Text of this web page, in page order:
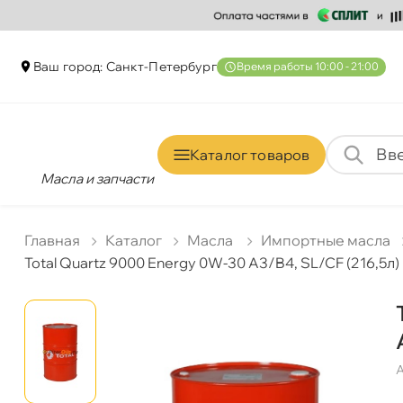
аш город: Санкт-Петербур ремя работы 10:00 - 21:00
Масла и запчасти
Каталог товаро
Главная Катало Масла
Импортные масла
Total Quartz 9000 Energy 0W-30 A3/B4, SL/CF (216,5л)